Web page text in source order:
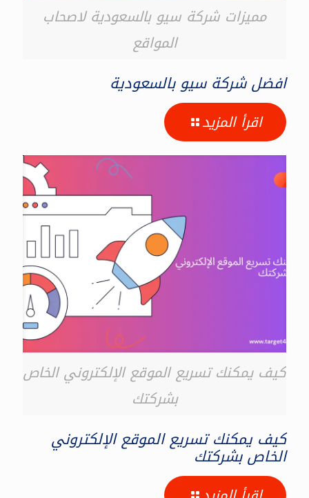
مميزات شركة سيو بالسعودية لاصحاب
المواقع
افضل شركة سيو بالسعودية
اقرأ المزيد
كيف يمكنك تسريع الموقع الإلكتروني الخاص
بشركتك
كيف يمكنك تسريع الموقع الإلكتروني
الخاص بشركتك